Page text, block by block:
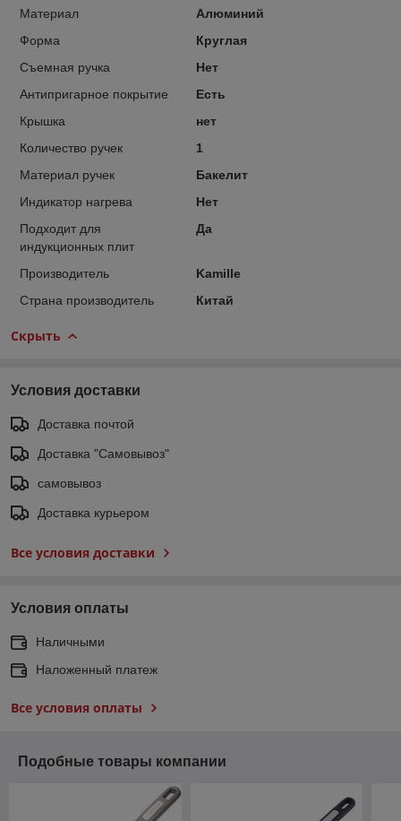
Материал
Алюминий
Форма
Круглая
Съемная ручка
Нет
Антипригарное покрытие
Есть
Крышка
нет
Количество ручек
1
Материал ручек
Бакелит
Индикатор нагрева
Нет
Подходит для
индукционных плит
Да
Производитель
Kamille
Страна производитель
Китай
Скрыть
Условия доставки
Доставка почтой
Доставка "Самовывоз"
самовывоз
Доставка курьером
Все условия доставки
Условия оплаты
Наличными
Наложенный платеж
Все условия оплаты
Подобные товары компании